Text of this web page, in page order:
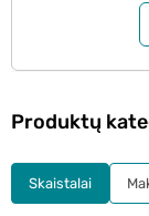
Produktų
Skaistalai